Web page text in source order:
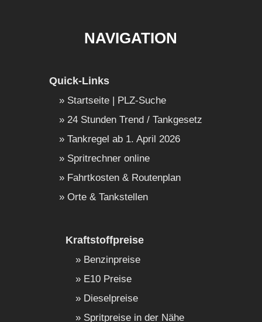
NAVIGATION
Quick-Links
Startseite | PLZ-Suche
24 Stunden Trend / Tankgesetz
Tankregel ab 1. April 2026
Spritrechner online
Fahrtkosten & Routenplan
Orte & Tankstellen
Kraftstoffpreise
Benzinpreise
E10 Preise
Dieselpreise
Spritpreise in der Nähe